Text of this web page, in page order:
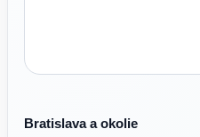
Bratislava a okolie